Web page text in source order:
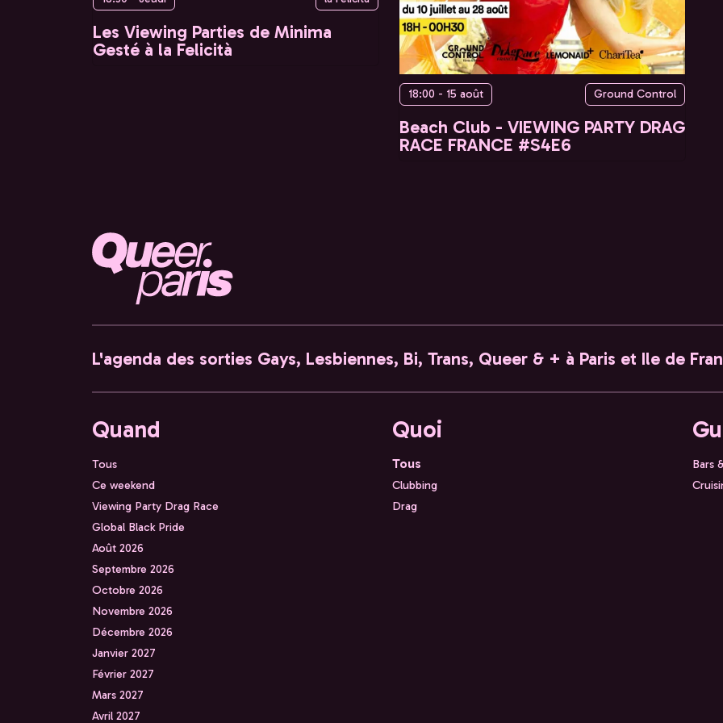
Les Viewing Parties de Minima
Gesté à la Felicità
18:00 - 15 août Ground Control
Beach Club - VIEWING PARTY DRAG
RACE FRANCE #S4E6
L'agenda des sorties Gays, Lesbiennes, Bi, Trans, Queer & + à Paris et Ile de
Quand
Tous
Ce weekend
Viewing Party Drag Race
Global Black Pride
Août 2026
Septembre 2026
Octobre 2026
Novembre 2026
Décembre 2026
Janvier 2027
Février 2027
Mars 2027
Avril 2027
Quoi
Tous
Clubbing
Drag
Bars